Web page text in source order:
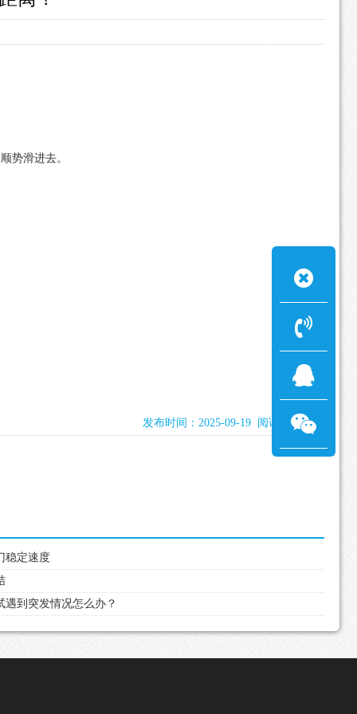
势滑进去。
发布时间：2025-09-19 阅读：1010次
稳定速度
遇到突发情况怎么办？